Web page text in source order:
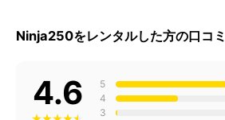
Ninja250をレンタルした方の口コミ
4.6 5
4
3